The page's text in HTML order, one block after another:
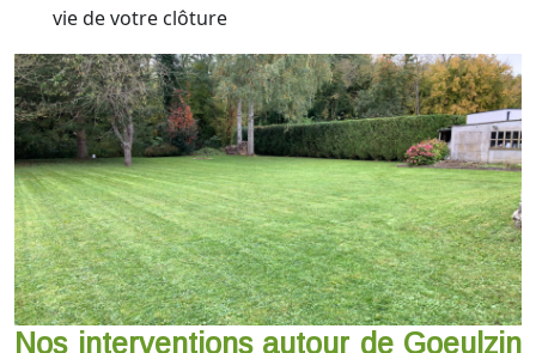
vie de votre clôture
Nos interventions autour de Goeulzin